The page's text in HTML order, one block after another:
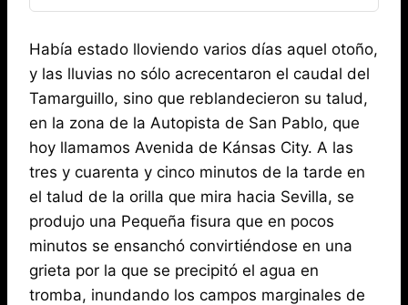
Había estado lloviendo varios días aquel otoño,
y las lluvias no sólo acrecentaron el caudal del
Tamarguillo, sino que reblandecieron su talud,
en la zona de la Autopista de San Pablo, que
hoy llamamos Avenida de Kánsas City. A las
tres y cuarenta y cinco minutos de la tarde en
el talud de la orilla que mira hacia Sevilla, se
produjo una Pequeña fisura que en pocos
minutos se ensanchó convirtiéndose en una
grieta por la que se precipitó el agua en
tromba, inundando los campos marginales de